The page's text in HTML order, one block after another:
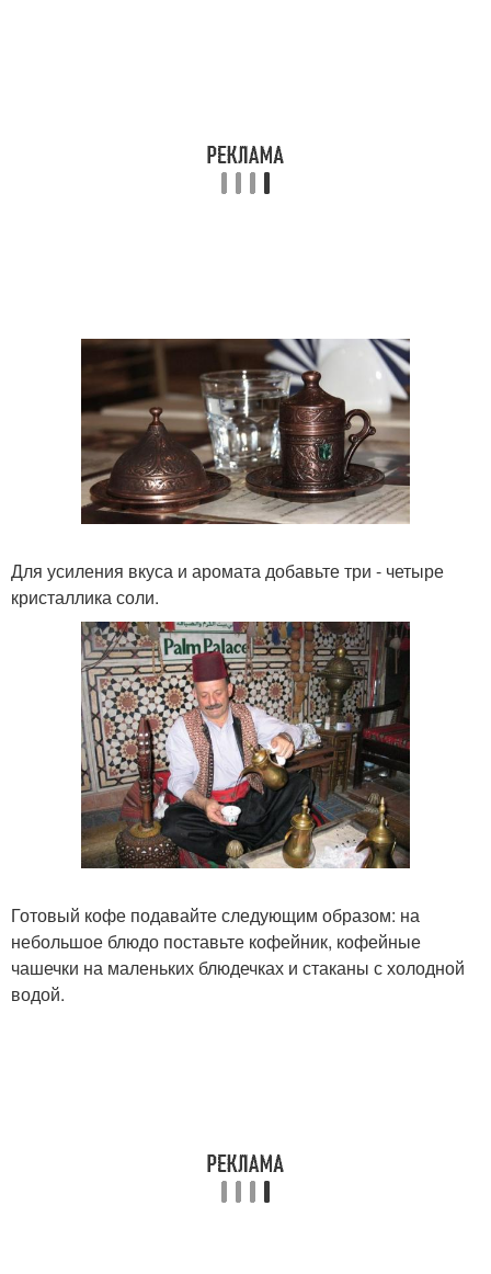
Для усиления вкуса и аромата добавьте три - четыре
кристаллика соли.
Готовый кофе подавайте следующим образом: на
небольшое блюдо поставьте кофейник, кофейные
чашечки на маленьких блюдечках и стаканы с холодной
водой.